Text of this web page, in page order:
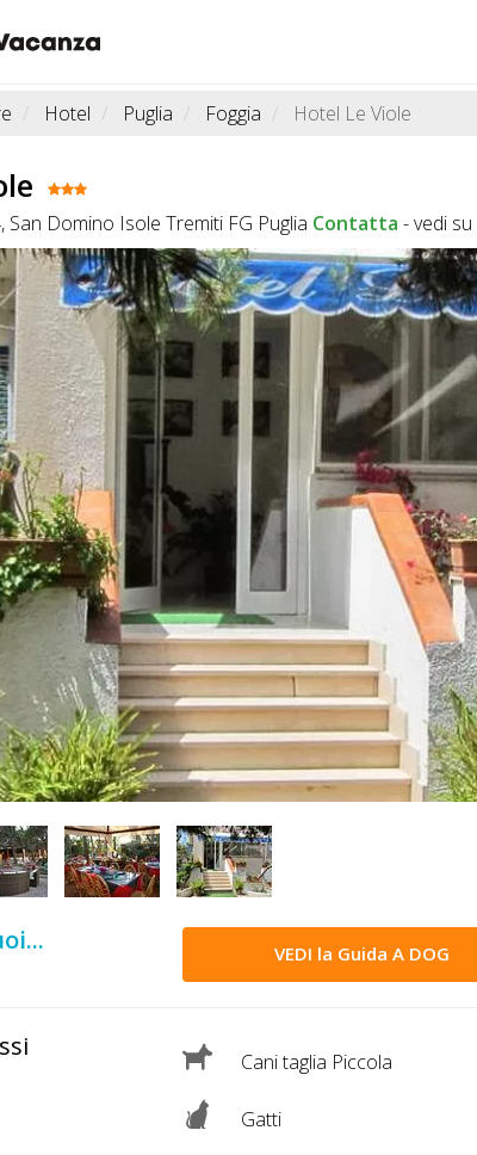
Hotel Puglia Foggia Hotel Le Viole
San Domino Isole Tremiti FG Puglia Contatta -vedi
VEDI la Guida A DOG
Cani taglia Piccola
Gatti